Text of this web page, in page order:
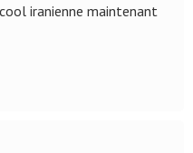
iranienne maintenant